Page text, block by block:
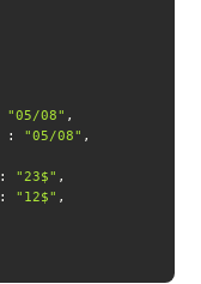
"05/08"
: "05/08"
: "23$"
: "12$"